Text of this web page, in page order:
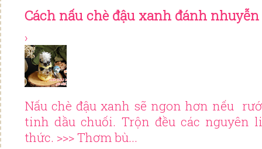
Cách nấu chè đậu xanh đánh nhuyễn
›
Nấu chè đậu xanh sẽ ngon hơn nếu
tinh dầu chuối. Trộn đều các nguyên
thức. >>> Thơm bù...